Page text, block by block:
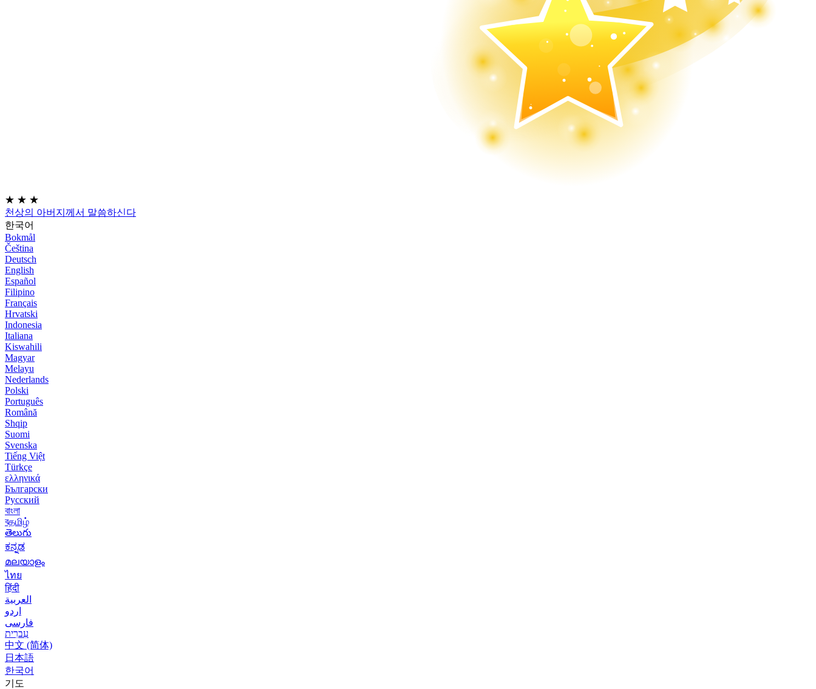
★ ★ ★
천상의 아버지께서 말씀하신다
한국어
Bokmål
Čeština
Deutsch
English
Español
Filipino
Français
Hrvatski
Indonesia
Italiana
Kiswahili
Magyar
Melayu
Nederlands
Polski
Português
Română
Shqip
Suomi
Svenska
Tiếng Việt
Türkçe
ελληνικά
Български
Русский
বাংলা
বதமிழ்
తెలుగు
ಕನ್ನಡ
മലയാളം
ไทย
हिंदी
العربية
اردو
فارسی
עִברִית
中文 (简体)
日本語
한국어
기도